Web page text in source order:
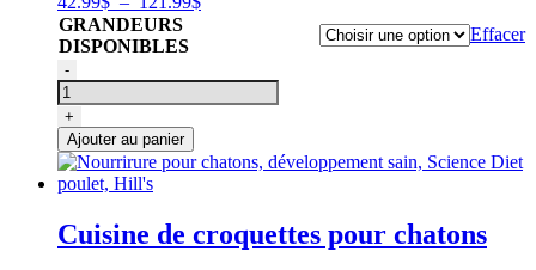
Hill's
à
121.99$
GRANDEURS
DISPONIBLES
Effacer
quantité
de
Nourriture
pour
chats,
Poids
Parfait
saveur
-
+
Ajouter au panier
Cuisine de croquettes pour chatons